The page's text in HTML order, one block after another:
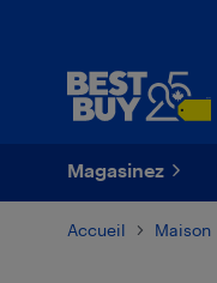
Magasinez
Accueil Maison